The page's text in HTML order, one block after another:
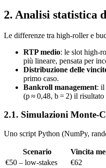
2. Analisi statistica
Le differenze tra high‑roller e
RTP medio: le slot
più lineare, pensata per
Distribuzione delle
primo caso.
Bankroll management: il
(p ≈ 0,48, b = 2) il
2.1. Simulazioni
Uno script Python (NumPy,
Scenario Vincita
€50 – low‑stakes
€62